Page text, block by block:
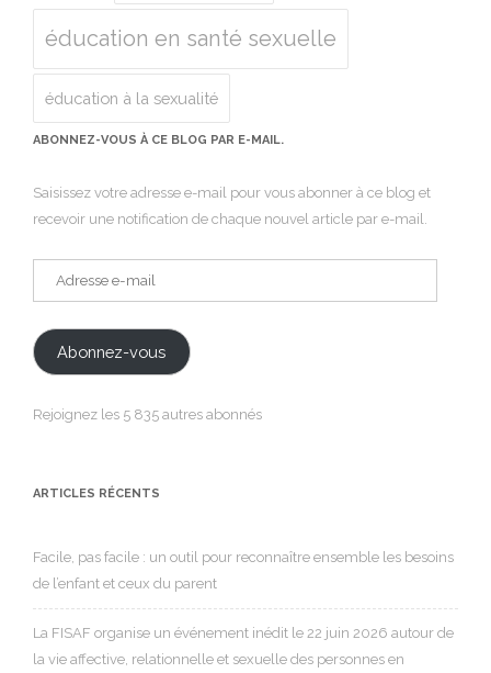
éducation en santé sexuelle
éducation à la sexualité
ABONNEZ-VOUS À CE BLOG PAR E-MAIL.
Saisissez votre adresse e-mail pour vous abonner à ce blog et
recevoir une notification de chaque nouvel article par e-mail.
Adresse
e-
Abonnez-vous
Rejoignez les 5 835 autres abonnés
ARTICLES RÉCENTS
Facile, pas facile : un outil pour reconnaître ensemble les besoins
de l’enfant et ceux du parent
La FISAF organise un événement inédit le 22 juin 2026 autour de
la vie affective, relationnelle et sexuelle des personnes en